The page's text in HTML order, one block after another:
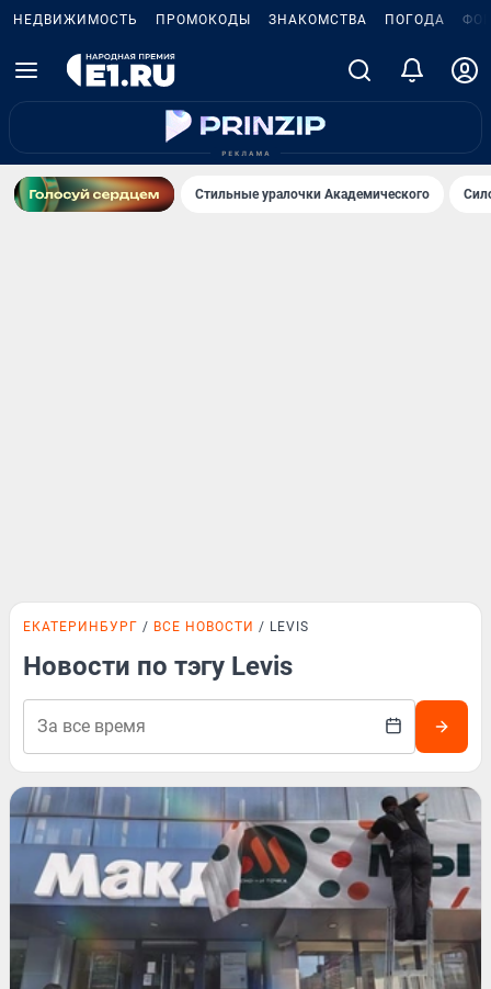
НЕДВИЖИМОСТЬ ПРОМОКОДЫ ЗНАКОМСТВА ПОГОДА
Стильные уралочки Академического
ЕКАТЕРИНБУРГ ВСЕ НОВОСТИ LEVIS
Новости по тэгу Levis